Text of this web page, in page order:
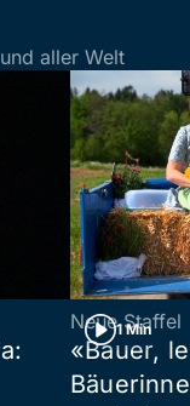
aller Welt
1 Min
Neue Staffel
«Bauer,